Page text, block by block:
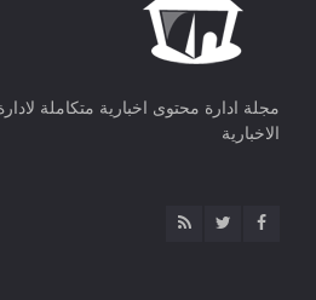
مجلة ادارة محتوى اخبارية متكاملة
الاخبارية